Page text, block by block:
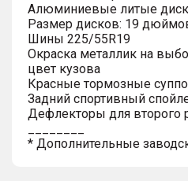
Алюминиевые литые
Размер дисков: 19
Шины 225/55R19
Окраска металлик на
цвет кузова
Красные тормозные
Задний спортивный
Дефлекторы для второго
* Дополнительные